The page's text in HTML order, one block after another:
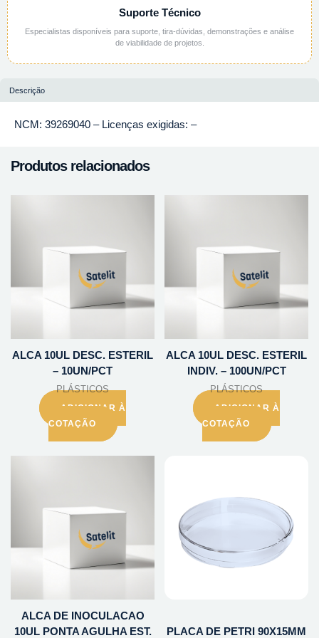
Suporte Técnico
Especialistas disponíveis para suporte, tira-dúvidas, demonstrações e análise
de viabilidade de projetos.
Descrição
NCM: 39269040 – Licenças exigidas: –
Produtos relacionados
ALCA 10UL DESC. ESTERIL
– 10UN/PCT
PLÁSTICOS
ADICIONAR À
COTAÇÃO
ALCA 10UL DESC. ESTERIL
INDIV. – 100UN/PCT
PLÁSTICOS
ADICIONAR À
COTAÇÃO
ALCA DE INOCULACAO
10UL PONTA AGULHA EST.
PLACA DE PETRI 90X15MM